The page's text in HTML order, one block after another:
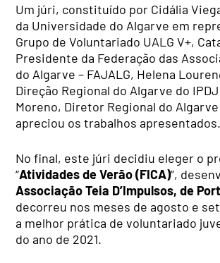
Um júri, constituído por Cidália
da Universidade do Algarve em
Grupo de Voluntariado UALG V+,
Presidente da Federação das
do Algarve – FAJALG, Helena
Direção Regional do Algarve do
Moreno, Diretor Regional do Algarve
apreciou os trabalhos apresentados.
No final, este júri decidiu eleger o
“Atividades de Verão (FICA)”,
Associação Teia D’Impulsos, de
decorreu nos meses de agosto e
a melhor prática de voluntariado
do ano de 2021.